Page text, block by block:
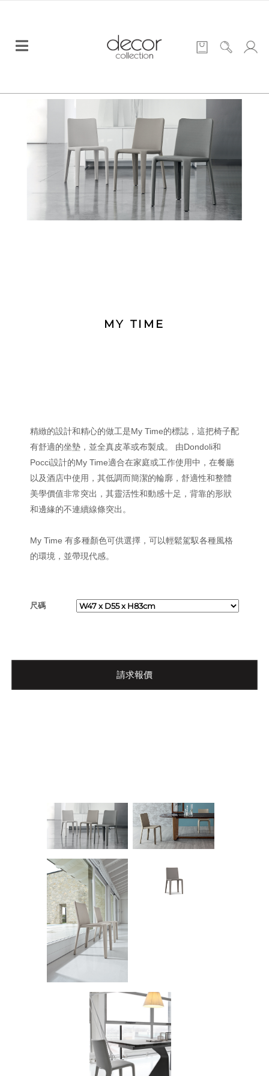
MY TIME
精緻的設計和精心的做工是My Time的標誌，這把椅子配
有舒適的坐墊，並全真皮革或布製成。 由Dondoli和
Pocci設計的My Time適合在家庭或工作使用中，在餐廳
以及酒店中使用，其低調而簡潔的輪廓，舒適性和整體
美學價值非常突出，其靈活性和動感十足，背靠的形狀
和邊緣的不連續線條突出。
My Time 有多種顏色可供選擇，可以輕鬆駕馭各種風格
的環境，並帶現代感。
尺碼